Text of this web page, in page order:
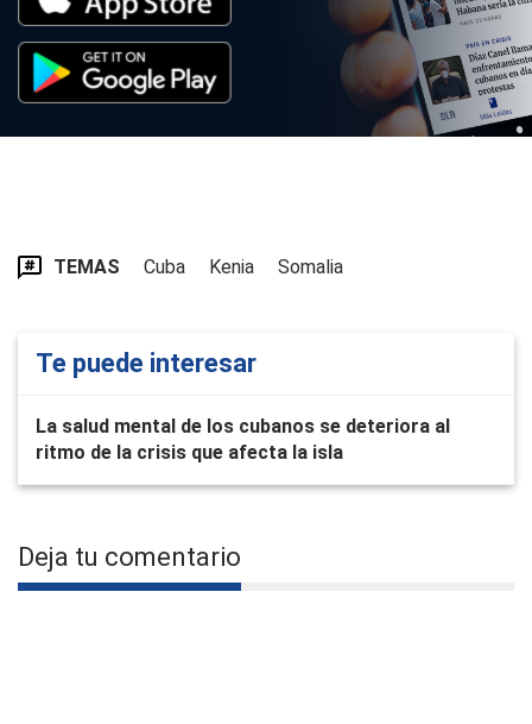
TEMAS Cuba Kenia Somalia
Te puede interesar
La salud mental de los cubanos se deteriora al
ritmo de la crisis que afecta la isla
Deja tu comentario